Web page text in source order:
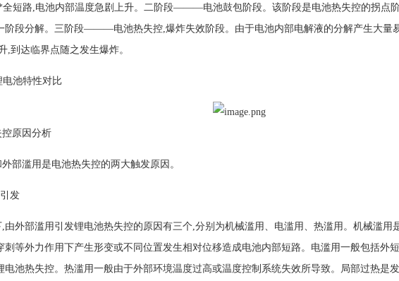
短路,电池内部温度急剧上升。二阶段———电池鼓包阶段。该阶段是电池热失控的拐点阶
阶段分解。三阶段———电池热失控,爆炸失效阶段。由于电池内部电解液的分解产生大量
,到达临界点随之发生爆炸。
池特性对比
原因分析
滥用是电池热失控的两大触发原因。
发
外部滥用引发锂电池热失控的原因有三个,分别为机械滥用、电滥用、热滥用。机械滥用
刺等外力作用下产生形变或不同位置发生相对位移造成电池内部短路。电滥用一般包括外
电池热失控。热滥用一般由于外部环境温度过高或温度控制系统失效所导致。局部过热是